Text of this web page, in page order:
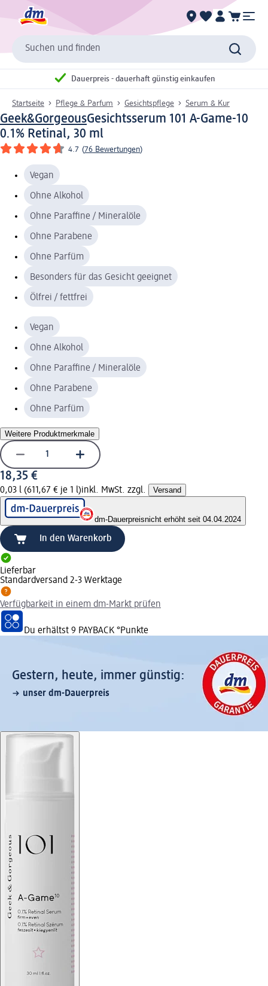
Suchen und finden
Dauerpreis - dauerhaft günstig einkaufen
Startseite Pflege & Parfum Gesichtspflege Serum & Kur
Geek&GorgeousGesichtsserum 101 A-Game-10
0.1% Retinal, 30 ml
4.7 (76 Bewertungen)
Vegan
Ohne Alkohol
Ohne Paraffine / Mineralöle
Ohne Parabene
Ohne Parfüm
Besonders für das Gesicht geeignet
Ölfrei / fettfrei
Vegan
Ohne Alkohol
Ohne Paraffine / Mineralöle
Ohne Parabene
Ohne Parfüm
Weitere Produktmerkmale
18,35 €
0,03 l (611,67 € je 1 l)inkl. MwSt. zzgl. Versand
dm-Dauerpreisnicht erhöht seit 04.04.2024
In den Warenkorb
Lieferbar
Standardversand 2-3 Werktage
Verfügbarkeit in einem dm-Markt prüfen
Du erhältst 9 PAYBACK °Punkte
Gestern, heute, immer günstig:
unser dm-Dauerpreis